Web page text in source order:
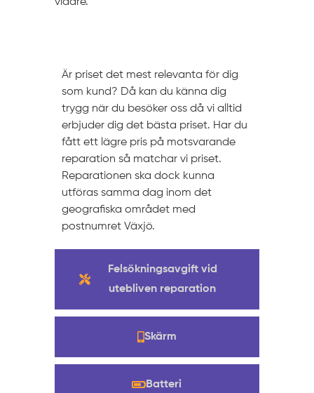
Felsökningsavgift vid
utebliven reparation
Skärm
Batteri
Är priset det mest relevanta för dig
som kund? Då kan du känna dig
trygg när du besöker oss då vi alltid
erbjuder dig det bästa priset. Har du
fått ett lägre pris på motsvarande
reparation så matchar vi priset.
Reparationen ska dock kunna
utföras samma dag inom det
geografiska området med
postnumret Växjö.